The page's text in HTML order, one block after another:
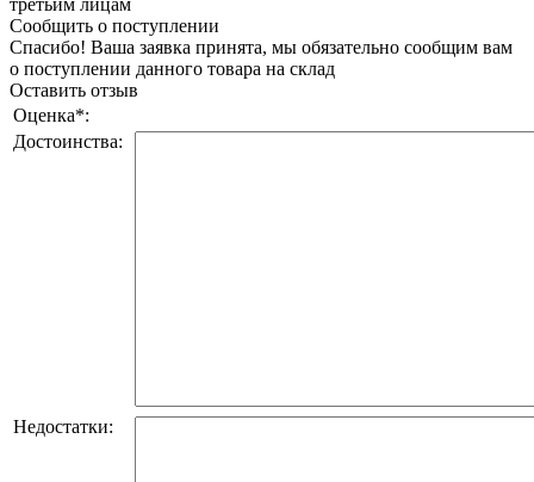
третьим лицам
Сообщить о поступлении
Спасибо! Ваша заявка принята, мы обязательно сообщим вам
о поступлении данного товара на склад
Оставить отзыв
Оценка*:
Достоинства:
Недостатки: